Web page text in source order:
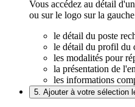
Vous accédez au détail
ou sur le logo sur la
le détail du poste
le détail du profil du
les modalités pour
la présentation de
les informations
5. Ajouter à votre sélection